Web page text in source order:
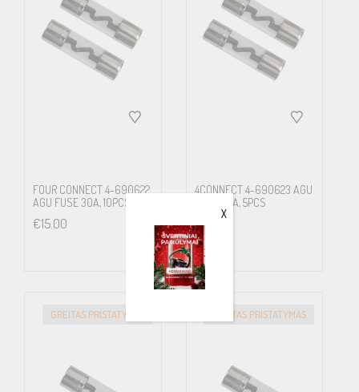
FOUR CONNECT 4-690622
AGU FUSE 30A, 10PCS
€15.00
4CONNECT 4-690623 AGU
FUSE 40A, 5PCS
€15.00
GREITAS PRISTATYMAS GREITAS PRISTATYMAS
X